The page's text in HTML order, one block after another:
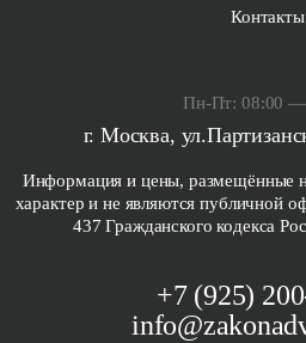
Контакты
Пн-Пт: 08:00 —
г. Москва,
Информация и цены, размещённые
характер и не являются публичной
437 Гражданского кодекса
+7 (925)